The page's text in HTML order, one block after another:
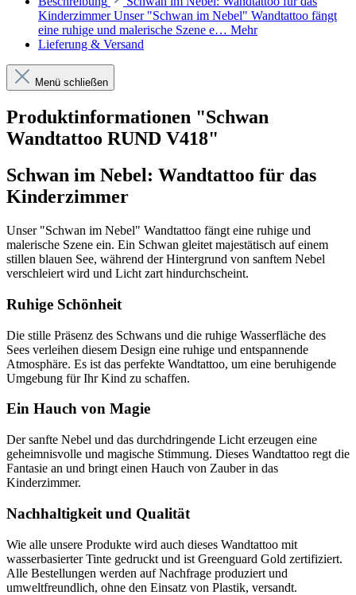
Kinderzimmer Unser "Schwan im Nebel" Wandtattoo fängt
eine ruhige und malerische Szene e… Mehr
Lieferung & Versand
Menü schließen
Produktinformationen "Schwan
Wandtattoo RUND V418"
Schwan im Nebel: Wandtattoo für das
Kinderzimmer
Unser "Schwan im Nebel" Wandtattoo fängt eine ruhige und
malerische Szene ein. Ein Schwan gleitet majestätisch auf einem
stillen blauen See, während der Hintergrund von sanftem Nebel
verschleiert wird und Licht zart hindurchscheint.
Ruhige Schönheit
Die stille Präsenz des Schwans und die ruhige Wasserfläche des
Sees verleihen diesem Design eine ruhige und entspannende
Atmosphäre. Es ist das perfekte Wandtattoo, um eine beruhigende
Umgebung für Ihr Kind zu schaffen.
Ein Hauch von Magie
Der sanfte Nebel und das durchdringende Licht erzeugen eine
geheimnisvolle und magische Stimmung. Dieses Wandtattoo regt die
Fantasie an und bringt einen Hauch von Zauber in das
Kinderzimmer.
Nachhaltigkeit und Qualität
Wie alle unsere Produkte wird auch dieses Wandtattoo mit
wasserbasierter Tinte gedruckt und ist Greenguard Gold zertifiziert.
Alle Bestellungen werden auf Nachfrage produziert und
umweltfreundlich, ohne den Einsatz von Plastik, versandt.